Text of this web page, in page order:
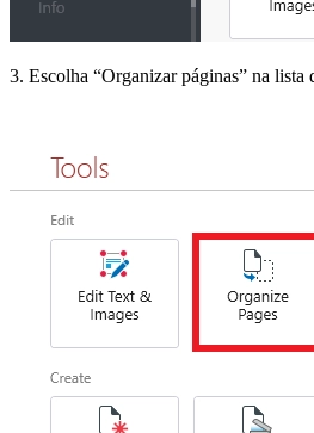
3. Escolha “Organizar páginas” na lista